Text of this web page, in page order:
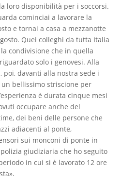
loro disponibilità per i soccorsi.
cominciai a lavorare la
e tornai a casa a mezzanotte
Quei colleghi da tutta Italia
condivisione che in quella
solo i genovesi. Alla
poi, davanti alla nostra sede i
bellissimo striscione per
è durata cinque mesi
occupare anche del
dei beni delle persone che
adiacenti al ponte,
sui monconi di ponte in
giudiziaria che ho seguito
in cui si è lavorato 12 ore